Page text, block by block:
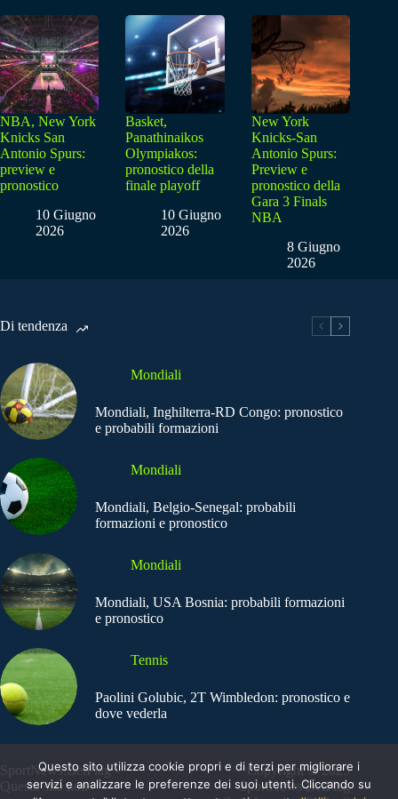
NBA, New York
Knicks San
Antonio Spurs:
preview e
pronostico
10 Giugno
2026
Basket,
Panathinaikos
Olympiakos:
pronostico della
finale playoff
10 Giugno
2026
New York
Knicks-San
Antonio Spurs:
Preview e
pronostico della
Gara 3 Finals
NBA
8 Giugno
2026
Di tendenza
Mondiali
Mondiali, Inghilterra-RD Congo: pronostico
e probabili formazioni
Mondiali
Mondiali, Belgio-Senegal: probabili
formazioni e pronostico
Mondiali
Mondiali, USA Bosnia: probabili formazioni
e pronostico
Tennis
Paolini Golubic, 2T Wimbledon: pronostico e
dove vederla
SportNews.BetFlag -
Questo sito non
Copyright © 2025
SportNews BetFlag
Questo sito utilizza cookie propri e di terzi per migliorare i
servizi e analizzare le preferenze dei suoi utenti. Cliccando su